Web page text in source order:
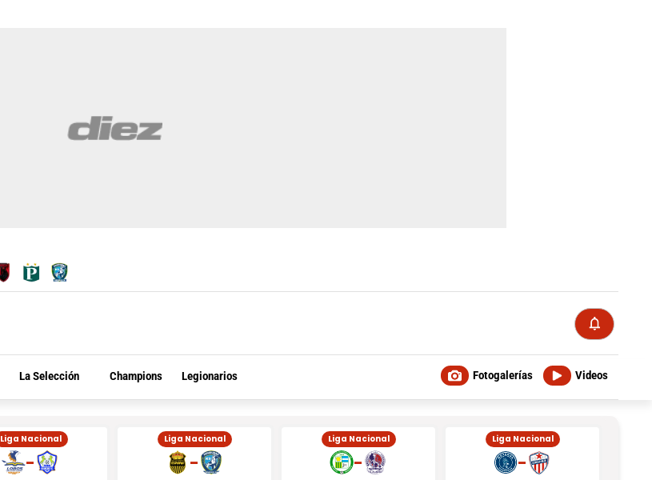
La Selección Champions Legionarios Videos
Fotogalerías
Liga Nacional
-
Liga Nacional
-
Liga Nacional
-
Liga Nacional
-